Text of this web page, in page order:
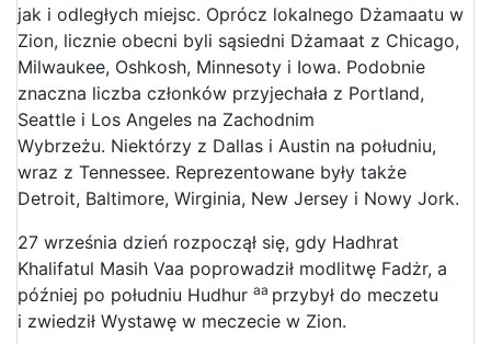
jak i odległych miejsc. Oprócz lokalnego Dżamaatu w
Zion, licznie obecni byli sąsiedni Dżamaat z Chicago,
Milwaukee, Oshkosh, Minnesoty i Iowa. Podobnie
znaczna liczba członków przyjechała z Portland,
Seattle i Los Angeles na Zachodnim
Wybrzeżu. Niektórzy z Dallas i Austin na południu,
wraz z Tennessee. Reprezentowane były także
Detroit, Baltimore, Wirginia, New Jersey i Nowy Jork.
27 września dzień rozpoczął się, gdy Hadhrat
Khalifatul Masih Vaa poprowadził modlitwę Fadżr, a
później po południu Hudhur aa przybył do meczetu
i zwiedził Wystawę w meczecie w Zion.